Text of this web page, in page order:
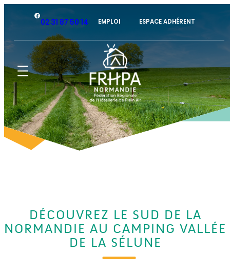
Facebook
02 31 87 50 14 EMPLOI ESPACE ADHÉRENT
DÉCOUVREZ LE SUD DE LA
NORMANDIE AU CAMPING VALLÉE
DE LA SÉLUNE